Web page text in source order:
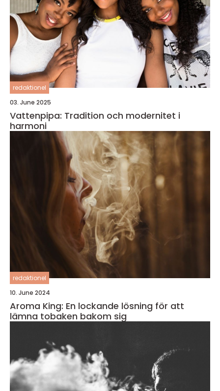
redaktionel
03. June 2025
Vattenpipa: Tradition och modernitet i
harmoni
redaktionel
10. June 2024
Aroma King: En lockande lösning för att
lämna tobaken bakom sig